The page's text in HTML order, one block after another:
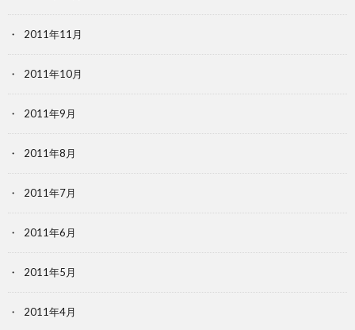
2011年11月
2011年10月
2011年9月
2011年8月
2011年7月
2011年6月
2011年5月
2011年4月